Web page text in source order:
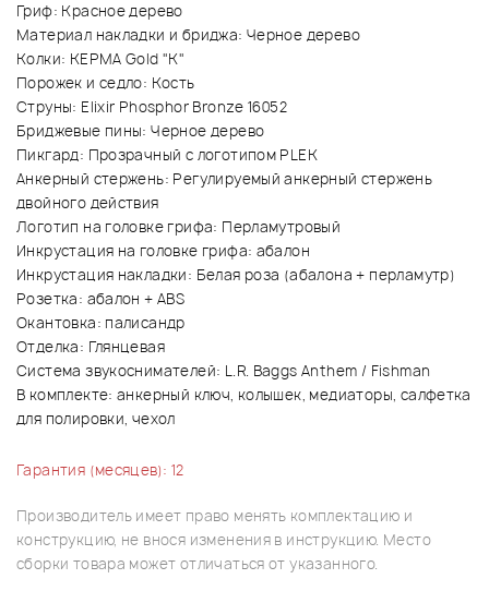
Гриф: Красное дерево
Материал накладки и бриджа: Черное дерево
Колки: KEPMA Gold "K"
Порожек и седло: Кость
Струны: Elixir Phosphor Bronze 16052
Бриджевые пины: Черное дерево
Пикгард: Прозрачный с логотипом PLEK
Анкерный стержень: Регулируемый анкерный стержень
двойного действия
Логотип на головке грифа: Перламутровый
Инкрустация на головке грифа: абалон
Инкрустация накладки: Белая роза (абалона + перламутр)
Розетка: абалон + ABS
Окантовка: палисандр
Отделка: Глянцевая
Система звукоснимателей: L.R. Baggs Anthem / Fishman
В комплекте: анкерный ключ, колышек, медиаторы, салфетка
для полировки, чехол
Гарантия (месяцев): 12
Производитель имеет право менять комплектацию и
конструкцию, не внося изменения в инструкцию. Место
сборки товара может отличаться от указанного.